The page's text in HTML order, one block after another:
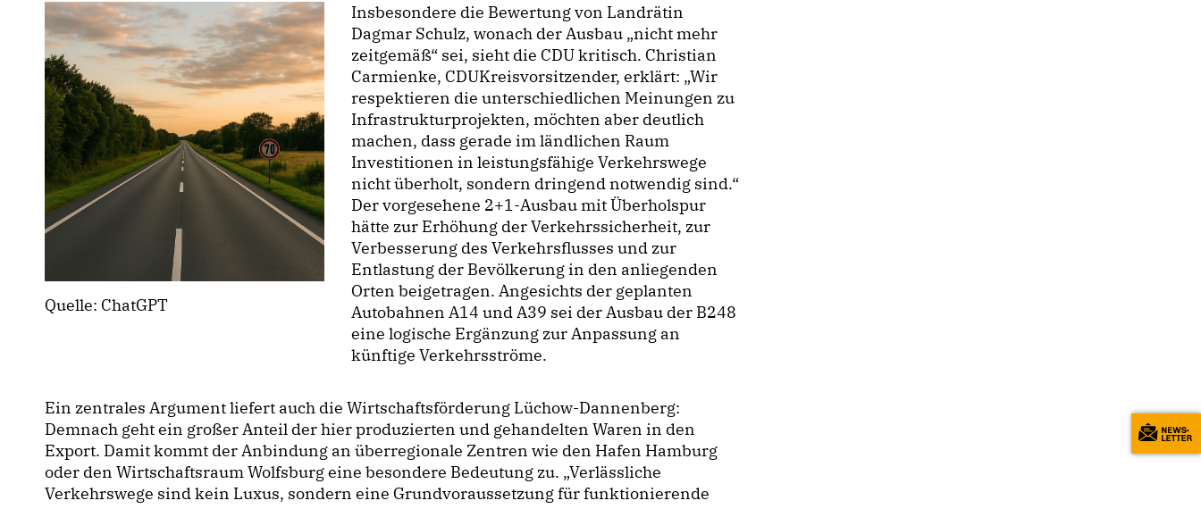
Quelle: ChatGPT
Insbesondere die Bewertung von Landrätin
Dagmar Schulz, wonach der Ausbau „nicht mehr
zeitgemäß“ sei, sieht die CDU kritisch. Christian
Carmienke, CDUKreisvorsitzender, erklärt: „Wir
respektieren die unterschiedlichen Meinungen zu
Infrastrukturprojekten, möchten aber deutlich
machen, dass gerade im ländlichen Raum
Investitionen in leistungsfähige Verkehrswege
nicht überholt, sondern dringend notwendig sind.“
Der vorgesehene 2+1-Ausbau mit Überholspur
hätte zur Erhöhung der Verkehrssicherheit, zur
Verbesserung des Verkehrsflusses und zur
Entlastung der Bevölkerung in den anliegenden
Orten beigetragen. Angesichts der geplanten
Autobahnen A14 und A39 sei der Ausbau der B248
eine logische Ergänzung zur Anpassung an
künftige Verkehrsströme.
Ein zentrales Argument liefert auch die Wirtschaftsförderung Lüchow-Dannenberg:
Demnach geht ein großer Anteil der hier produzierten und gehandelten Waren in den
Export. Damit kommt der Anbindung an überregionale Zentren wie den Hafen Hamburg
oder den Wirtschaftsraum Wolfsburg eine besondere Bedeutung zu. „Verlässliche
Verkehrswege sind kein Luxus, sondern eine Grundvoraussetzung für funktionierende